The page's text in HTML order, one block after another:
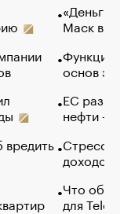
«Деньги
Маск в
Функции
основ
ЕС
нефти —
Стресс
доходов
Что
для